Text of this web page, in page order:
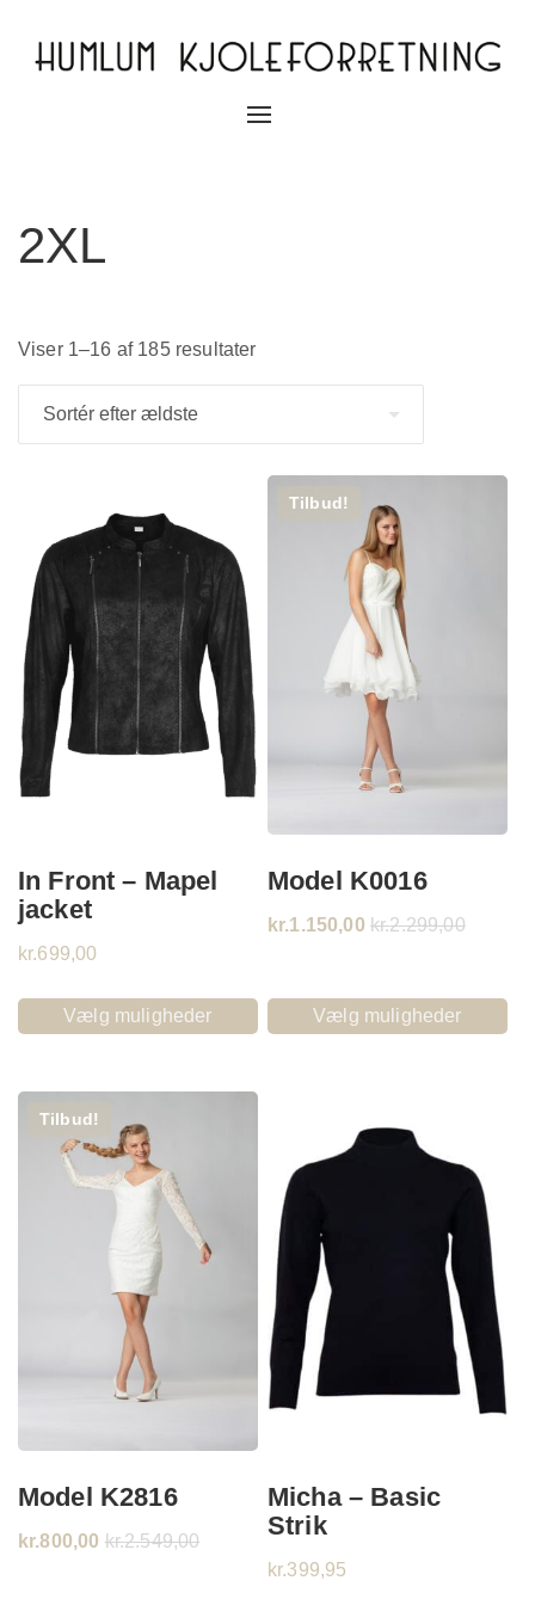
Slå
2XL
Viser 1–16 af 185 resultater
In Front – Mapel
jacket
kr.699,00
Vælg muligheder
Tilbud!
Model K0016
kr.1.150,00 kr.2.299,00
Vælg muligheder
Tilbud!
Model K2816
kr.800,00 kr.2.549,00
Micha – Basic
Strik
kr.399,95